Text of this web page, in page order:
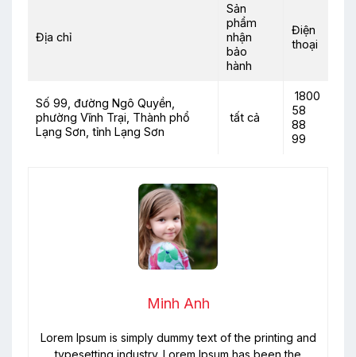
Địa chỉ
Sản
phẩm
nhận
bảo
hành
Điện
thoại
Số 99, đường Ngô Quyền,
phường Vĩnh Trại, Thành phổ
Lạng Sơn, tỉnh Lạng Sơn
tất cả
1800
58
88
99
Minh Anh
Lorem Ipsum is simply dummy text of the printing and
typesetting industry. Lorem Ipsum has been the